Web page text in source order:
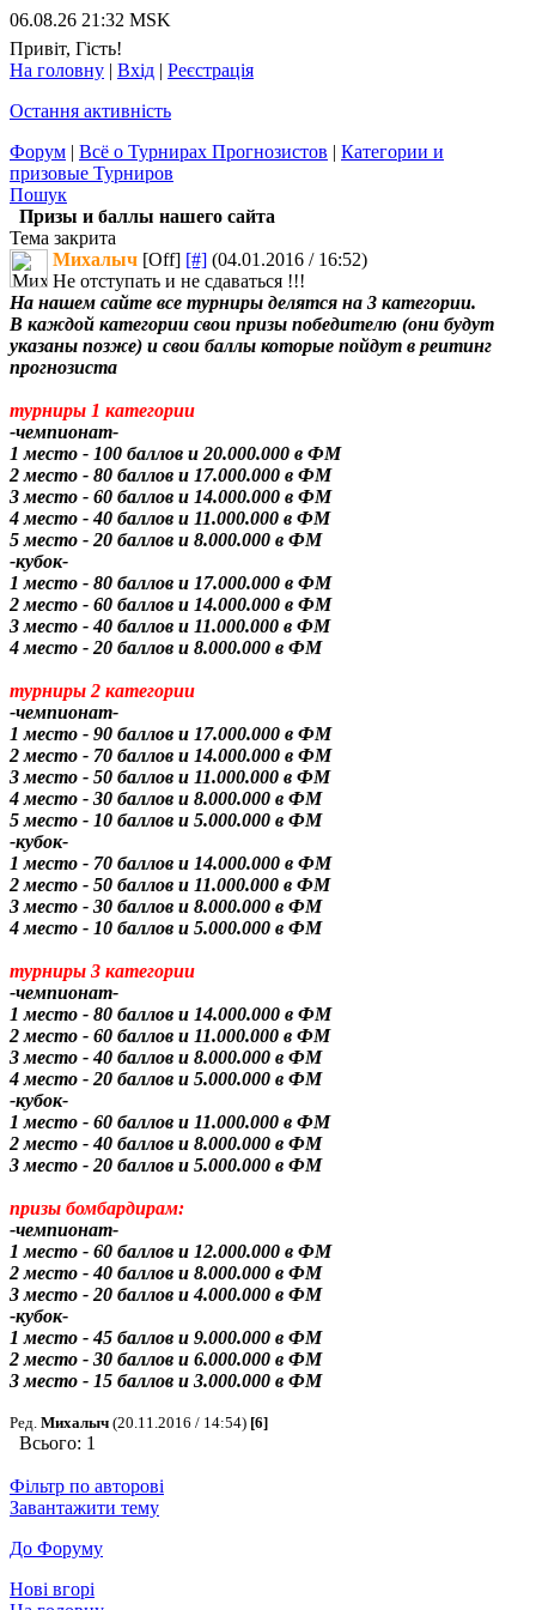
06.08.26 21:32 MSK
Привіт, Гість!
На головну | Вхід | Реєстрація
Остання активність
Форум | Всё о Турнирах Прогнозистов | Категории и
призовые Турниров
Пошук
Призы и баллы нашего сайта
Тема закрита
Михалыч [Off] [#] (04.01.2016 / 16:52)
Не отступать и не сдаваться !!!
На нашем сайте все турниры делятся на 3 категории.
В каждой категории свои призы победителю (они будут
указаны позже) и свои баллы которые пойдут в реитинг
прогнозиста
турниры 1 категории
-чемпионат-
1 место - 100 баллов и 20.000.000 в ФМ
2 место - 80 баллов и 17.000.000 в ФМ
3 место - 60 баллов и 14.000.000 в ФМ
4 место - 40 баллов и 11.000.000 в ФМ
5 место - 20 баллов и 8.000.000 в ФМ
-кубок-
1 место - 80 баллов и 17.000.000 в ФМ
2 место - 60 баллов и 14.000.000 в ФМ
3 место - 40 баллов и 11.000.000 в ФМ
4 место - 20 баллов и 8.000.000 в ФМ
турниры 2 категории
-чемпионат-
1 место - 90 баллов и 17.000.000 в ФМ
2 место - 70 баллов и 14.000.000 в ФМ
3 место - 50 баллов и 11.000.000 в ФМ
4 место - 30 баллов и 8.000.000 в ФМ
5 место - 10 баллов и 5.000.000 в ФМ
-кубок-
1 место - 70 баллов и 14.000.000 в ФМ
2 место - 50 баллов и 11.000.000 в ФМ
3 место - 30 баллов и 8.000.000 в ФМ
4 место - 10 баллов и 5.000.000 в ФМ
турниры 3 категории
-чемпионат-
1 место - 80 баллов и 14.000.000 в ФМ
2 место - 60 баллов и 11.000.000 в ФМ
3 место - 40 баллов и 8.000.000 в ФМ
4 место - 20 баллов и 5.000.000 в ФМ
-кубок-
1 место - 60 баллов и 11.000.000 в ФМ
2 место - 40 баллов и 8.000.000 в ФМ
3 место - 20 баллов и 5.000.000 в ФМ
призы бомбардирам:
-чемпионат-
1 место - 60 баллов и 12.000.000 в ФМ
2 место - 40 баллов и 8.000.000 в ФМ
3 место - 20 баллов и 4.000.000 в ФМ
-кубок-
1 место - 45 баллов и 9.000.000 в ФМ
2 место - 30 баллов и 6.000.000 в ФМ
3 место - 15 баллов и 3.000.000 в ФМ
Ред. Михалыч (20.11.2016 / 14:54) [6]
Всього: 1
Фільтр по авторові
Завантажити тему
До Форуму
Нові вгорі